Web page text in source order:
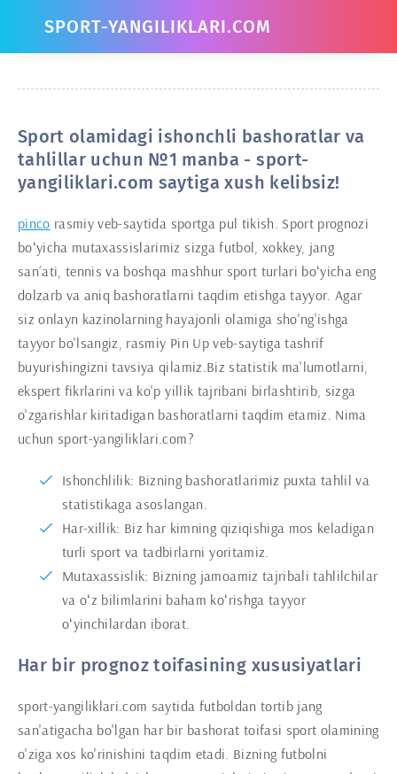
SPORT-YANGILIKLARI.COM
Sport olamidagi ishonchli bashoratlar va
tahlillar uchun №1 manba - sport-
yangiliklari.com saytiga xush kelibsiz!
pinco rasmiy veb-saytida sportga pul tikish. Sport prognozi
boʻyicha mutaxassislarimiz sizga futbol, ​​xokkey, jang
sanʼati, tennis va boshqa mashhur sport turlari boʻyicha eng
dolzarb va aniq bashoratlarni taqdim etishga tayyor. Agar
siz onlayn kazinolarning hayajonli olamiga sho'ng'ishga
tayyor bo'lsangiz, rasmiy Pin Up veb-saytiga tashrif
buyurishingizni tavsiya qilamiz.Biz statistik ma'lumotlarni,
ekspert fikrlarini va ko'p yillik tajribani birlashtirib, sizga
o'zgarishlar kiritadigan bashoratlarni taqdim etamiz. Nima
uchun sport-yangiliklari.com?
Ishonchlilik: Bizning bashoratlarimiz puxta tahlil va
statistikaga asoslangan.
Har-xillik: Biz har kimning qiziqishiga mos keladigan
turli sport va tadbirlarni yoritamiz.
Mutaxassislik: Bizning jamoamiz tajribali tahlilchilar
va oʻz bilimlarini baham koʻrishga tayyor
oʻyinchilardan iborat.
Har bir prognoz toifasining xususiyatlari
sport-yangiliklari.com saytida futboldan tortib jang
san'atigacha bo'lgan har bir bashorat toifasi sport olamining
o'ziga xos ko'rinishini taqdim etadi. Bizning futbolni